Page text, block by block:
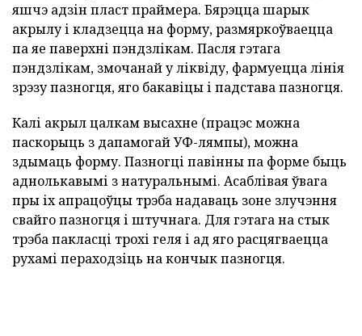
яшчэ адзін пласт праймера. Бярэцца шарык
акрылу і кладзецца на форму, размяркоўваецца
па яе паверхні пэндзлікам. Пасля гэтага
пэндзлікам, змочанай у ліквіду, фармуецца лінія
зрэзу пазногця, яго бакавіцы і падстава пазногця.
Калі акрыл цалкам высахне (працэс можна
паскорыць з дапамогай УФ-лямпы), можна
здымаць форму. Пазногці павінны па форме быць
аднолькавымі з натуральнымі. Асаблівая ўвага
пры іх апрацоўцы трэба надаваць зоне злучэння
свайго пазногця і штучнага. Для гэтага на стык
трэба пакласці трохі геля і ад яго расцягваецца
рухамі пераходзіць на кончык пазногця.